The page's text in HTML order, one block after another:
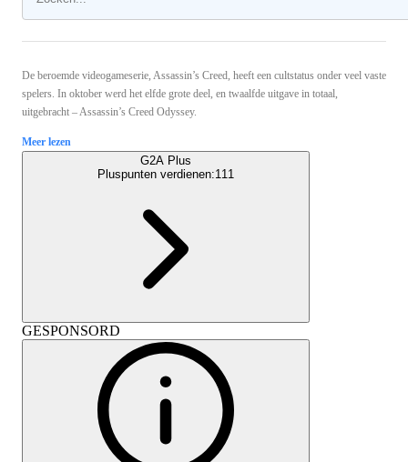
De beroemde videogameserie, Assassin’s Creed, heeft een cultstatus onder veel vaste
spelers. In oktober werd het elfde grote deel, en twaalfde uitgave in totaal,
uitgebracht – Assassin’s Creed Odyssey.
Meer lezen
G2A Plus
Pluspunten verdienen:111
GESPONSORD